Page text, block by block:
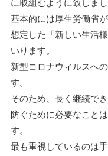
に取組むように致しまし
基本的には厚生労働省
想定した「新しい生活
いります。
新型コロナウィルスへ
す。
そのため、長く継続で
防ぐために必要なこと
す。
最も重視しているのは